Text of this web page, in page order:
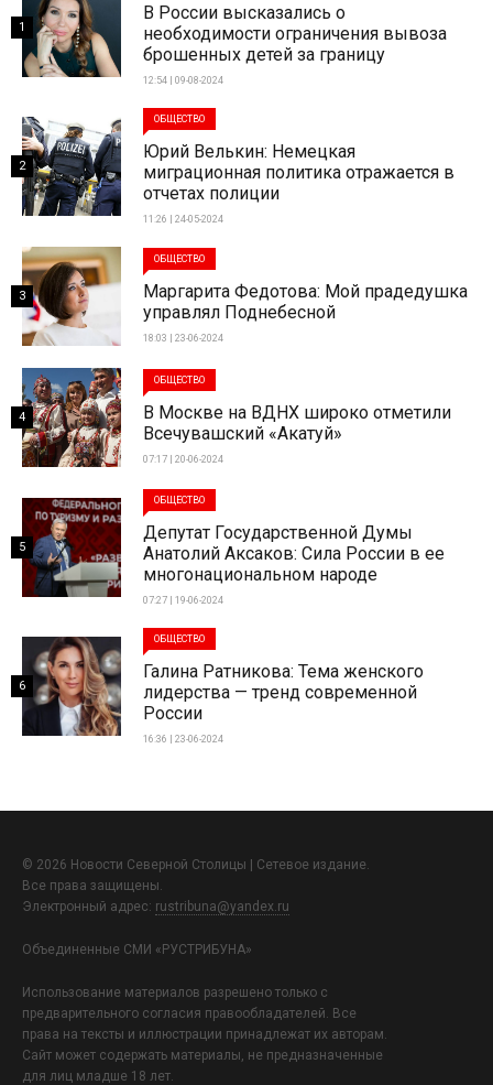
В России высказались о
необходимости ограничения вывоза
брошенных детей за границу
12:54 | 09-08-2024
1
ОБЩЕСТВО
Юрий Велькин: Немецкая
миграционная политика отражается в
отчетах полиции
11:26 | 24-05-2024
2
ОБЩЕСТВО
Маргарита Федотова: Мой прадедушка
управлял Поднебесной
18:03 | 23-06-2024
3
ОБЩЕСТВО
В Москве на ВДНХ широко отметили
Всечувашский «Акатуй»
07:17 | 20-06-2024
4
ОБЩЕСТВО
Депутат Государственной Думы
Анатолий Аксаков: Сила России в ее
многонациональном народе
07:27 | 19-06-2024
5
ОБЩЕСТВО
Галина Ратникова: Тема женского
лидерства — тренд современной
России
16:36 | 23-06-2024
6
© 2026 Новости Северной Столицы | Сетевое издание.
Все права защищены.
Электронный адрес: rustribuna@yandex.ru
Объединенные СМИ «РУСТРИБУНА»
Использование материалов разрешено только с
предварительного согласия правообладателей. Все
права на тексты и иллюстрации принадлежат их авторам.
Сайт может содержать материалы, не предназначенные
для лиц младше 18 лет.